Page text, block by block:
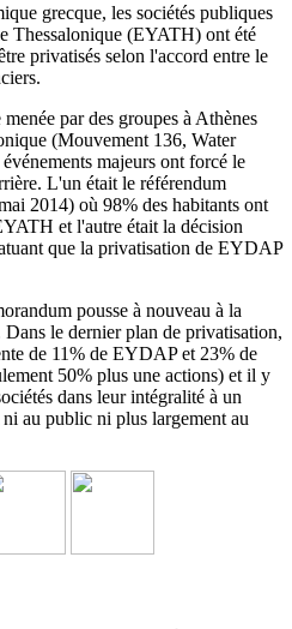
grecque, les sociétés publiques
Thessalonique (EYATH) ont été
privatisés selon l'accord entre le
par des groupes à Athènes
(Mouvement 136, Water
majeurs ont forcé le
L'un était le référendum
2014) où 98% des habitants ont
et l'autre était la décision
que la privatisation de EYDAP
pousse à nouveau à la
Dans le dernier plan de privatisation,
de 11% de EYDAP et 23% de
50% plus une actions) et il y
dans leur intégralité à un
au public ni plus largement au